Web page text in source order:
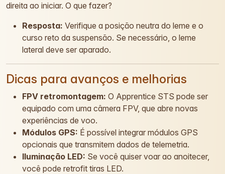
direita ao iniciar. O que fazer?
Resposta: Verifique a posição neutra do leme e o
curso reto da suspensão. Se necessário, o leme
lateral deve ser aparado.
Dicas para avanços e melhorias
FPV retromontagem: O Apprentice STS pode ser
equipado com uma câmera FPV, que abre novas
experiências de voo.
Módulos GPS: É possível integrar módulos GPS
opcionais que transmitem dados de telemetria.
Iluminação LED: Se você quiser voar ao anoitecer,
você pode retrofit tiras LED.